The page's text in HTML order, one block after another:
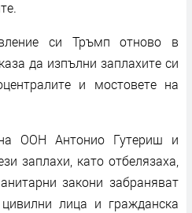
си Тръмп отново в
да изпълни заплахите си
и мостовете на
на ООН Антонио Гутериш и
заплахи, като отбелязаха,
закони забраняват
лица и гражданска